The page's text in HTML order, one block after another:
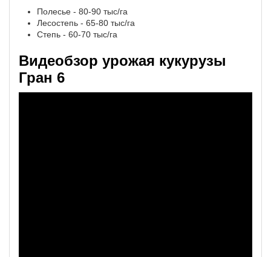
Полесье - 80-90 тыс/га
Лесостепь - 65-80 тыс/га
Степь - 60-70 тыс/га
Видеобзор урожая кукурузы
Гран 6